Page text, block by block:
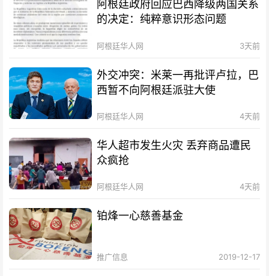
阿根廷政府回应巴西降级两国关系
的决定：纯粹意识形态问题
阿根廷华人网 3天前
外交冲突：米莱一再批评卢拉，巴
西暂不向阿根廷派驻大使
阿根廷华人网 4天前
华人超市发生火灾 丢弃商品遭民
众疯抢
阿根廷华人网 4天前
铂烽一心慈善基金
推广信息 2019-12-17